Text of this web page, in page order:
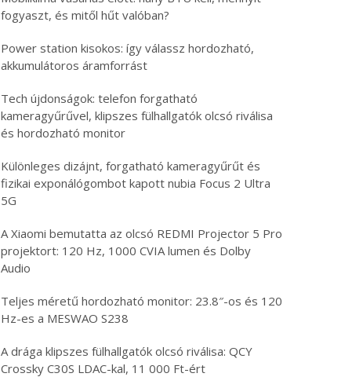
fogyaszt, és mitől hűt valóban?
Power station kisokos: így válassz hordozható,
akkumulátoros áramforrást
Tech újdonságok: telefon forgatható
kameragyűrűvel, klipszes fülhallgatók olcsó riválisa
és hordozható monitor
Különleges dizájnt, forgatható kameragyűrűt és
fizikai exponálógombot kapott nubia Focus 2 Ultra
5G
A Xiaomi bemutatta az olcsó REDMI Projector 5 Pro
projektort: 120 Hz, 1000 CVIA lumen és Dolby
Audio
Teljes méretű hordozható monitor: 23.8″-os és 120
Hz-es a MESWAO S238
A drága klipszes fülhallgatók olcsó riválisa: QCY
Crossky C30S LDAC-kal, 11 000 Ft-ért